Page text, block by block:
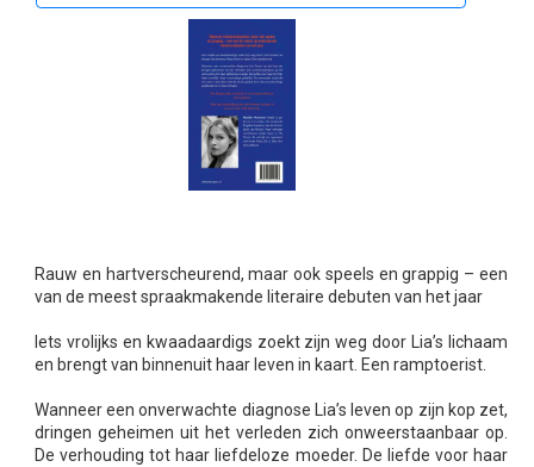
Rauw en hartverscheurend, maar ook speels en grappig – een
van de meest spraakmakende literaire debuten van het jaar
Iets vrolijks en kwaadaardigs zoekt zijn weg door Lia’s lichaam
en brengt van binnenuit haar leven in kaart. Een ramptoerist.
Wanneer een onverwachte diagnose Lia’s leven op zijn kop zet,
dringen geheimen uit het verleden zich onweerstaanbaar op.
De verhouding tot haar liefdeloze moeder. De liefde voor haar